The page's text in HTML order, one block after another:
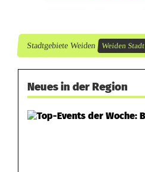
Stadtgebiete Weiden Weiden Stadt
Neues in der Region